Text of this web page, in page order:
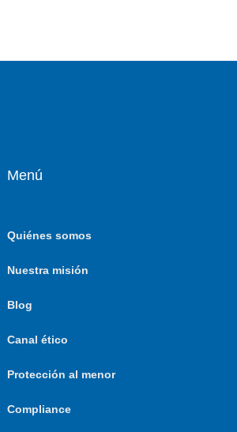
Menú
Quiénes somos
Nuestra misión
Blog
Canal ético
Protección al menor
Compliance